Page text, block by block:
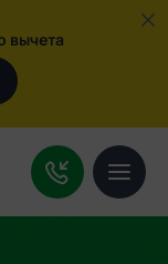
вычета